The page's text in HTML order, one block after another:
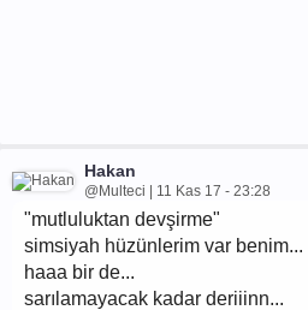
Hakan
@Multeci | 11 Kas 17 - 23:28
"mutluluktan devşirme"
simsiyah hüzünlerim var benim...
haaa bir de...
sarılamayacak kadar deriiinn...